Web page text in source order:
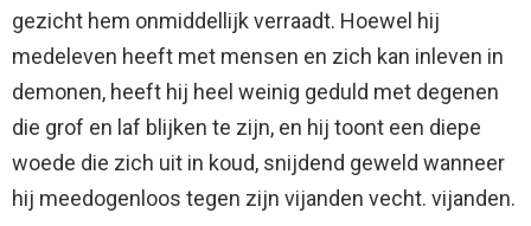
gezicht hem onmiddellijk verraadt. Hoewel hij
medeleven heeft met mensen en zich kan inleven in
demonen, heeft hij heel weinig geduld met degenen
die grof en laf blijken te zijn, en hij toont een diepe
woede die zich uit in koud, snijdend geweld wanneer
hij meedogenloos tegen zijn vijanden vecht. vijanden.